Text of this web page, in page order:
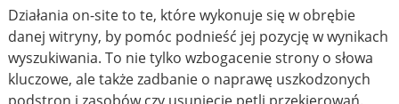
Działania on-site to te, które wykonuje się w obrębie
danej witryny, by pomóc podnieść jej pozycję w wynikach
wyszukiwania. To nie tylko wzbogacenie strony o słowa
kluczowe, ale także zadbanie o naprawę uszkodzonych
podstron i zasobów czy usunięcie pętli przekierowań.